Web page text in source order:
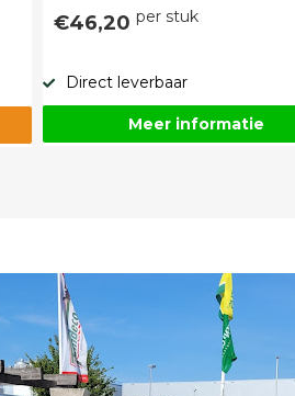
€46,20 per stuk
Direct leverbaar
Meer informatie